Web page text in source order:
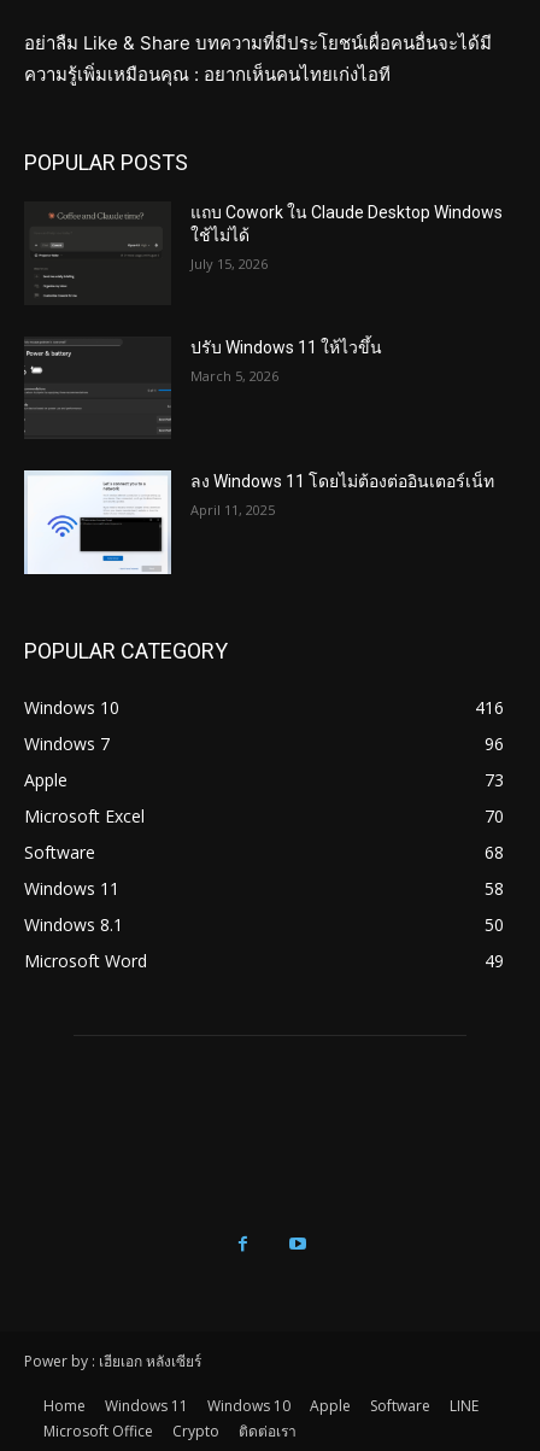
อย่าลืม Like & Share บทความที่มีประโยชน์เผื่อคนอื่นจะได้มี
ความรู้เพิ่มเหมือนคุณ : อยากเห็นคนไทยเก่งไอที
POPULAR POSTS
แถบ Cowork ใน Claude Desktop Windows
ใช้ไม่ได้
July 15, 2026
ปรับ Windows 11 ให้ไวขึ้น
March 5, 2026
ลง Windows 11 โดยไม่ต้องต่ออินเตอร์เน็ท
April 11, 2025
POPULAR CATEGORY
Windows 10
416
Windows 7
96
Apple
73
Microsoft Excel
70
Software
68
Windows 11
58
Windows 8.1
50
Microsoft Word
49
Power by : เฮียเอก หลังเซียร์
Home Windows 11 Windows 10 Apple Software
LINE
Microsoft Office
Crypto ติดต่อเรา